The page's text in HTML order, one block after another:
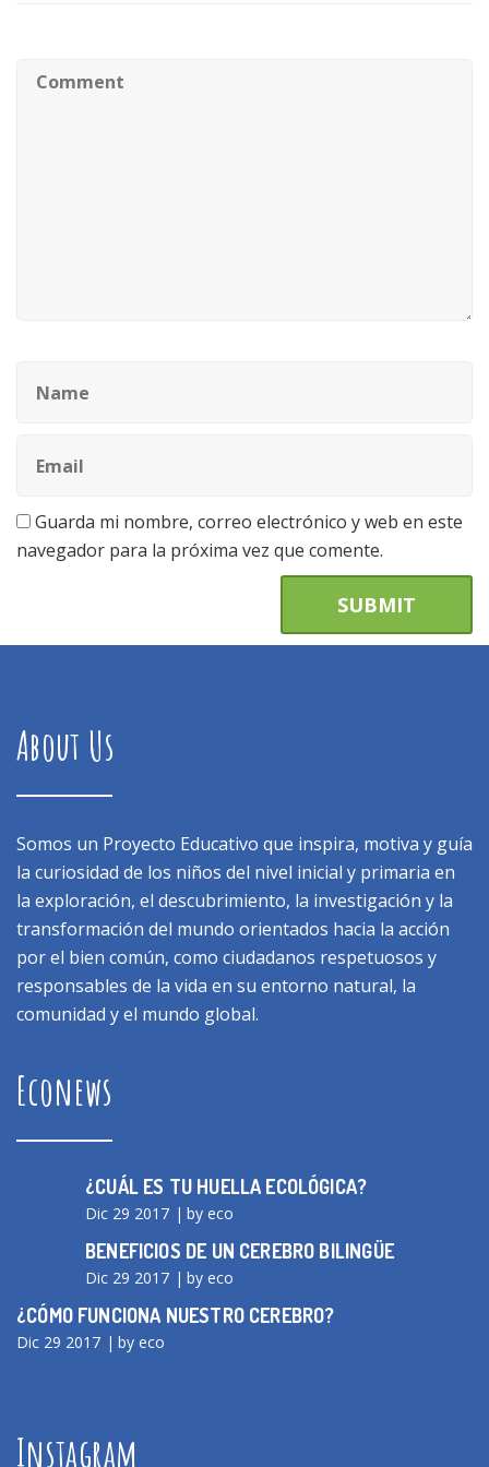
Guarda mi nombre, correo electrónico y web en este
navegador para la próxima vez que comente.
About Us
Somos un Proyecto Educativo que inspira, motiva y guía
la curiosidad de los niños del nivel inicial y primaria en
la exploración, el descubrimiento, la investigación y la
transformación del mundo orientados hacia la acción
por el bien común, como ciudadanos respetuosos y
responsables de la vida en su entorno natural, la
comunidad y el mundo global.
Econews
¿CUÁL ES TU HUELLA ECOLÓGICA?
Dic 29 2017 by eco
BENEFICIOS DE UN CEREBRO BILINGÜE
Dic 29 2017 by eco
¿CÓMO FUNCIONA NUESTRO CEREBRO?
Dic 29 2017 by eco
Instagram